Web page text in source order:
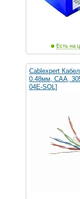
Есть на
Cablexpert
0.48мм, CAA,
04E-SOL]